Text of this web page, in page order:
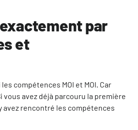
par
et
compétences MOI et MOI. Car
avez déjà parcouru la première
avez rencontré les compétences